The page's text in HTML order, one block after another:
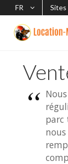
FR Sites
parc